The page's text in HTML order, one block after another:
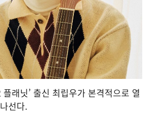
래닛’ 출신 최립우가 본격적으로 열
선다.